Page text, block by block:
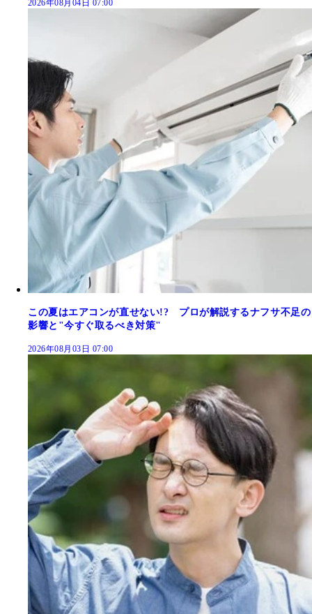
2026年08月04日 07:00
この夏はエアコンが直せない!? プロが解説するナフサ不足の
影響と"今すぐ取るべき対策"
2026年08月03日 07:00